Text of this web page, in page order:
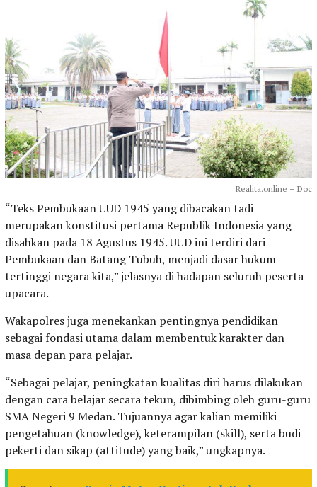
Realita.online – Doc
“Teks Pembukaan UUD 1945 yang dibacakan tadi
merupakan konstitusi pertama Republik Indonesia yang
disahkan pada 18 Agustus 1945. UUD ini terdiri dari
Pembukaan dan Batang Tubuh, menjadi dasar hukum
tertinggi negara kita,” jelasnya di hadapan seluruh peserta
upacara.
Wakapolres juga menekankan pentingnya pendidikan
sebagai fondasi utama dalam membentuk karakter dan
masa depan para pelajar.
“Sebagai pelajar, peningkatan kualitas diri harus dilakukan
dengan cara belajar secara tekun, dibimbing oleh guru-guru
SMA Negeri 9 Medan. Tujuannya agar kalian memiliki
pengetahuan (knowledge), keterampilan (skill), serta budi
pekerti dan sikap (attitude) yang baik,” ungkapnya.